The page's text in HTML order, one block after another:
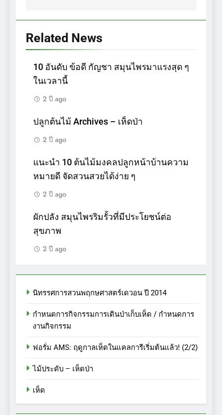
Related News
10 อันดับ ข้อดี กัญชา สมุนไพรมาแรงสุด ๆ
ในเวลานี้
2 ปี ago
ปลูกต้นไม้ Archives – เห็ดป่า
2 ปี ago
แนะนำ 10 ต้นไม้มงคลปลูกหน้าบ้านความ
หมายดี จัดสวนสวยได้ง่าย ๆ
2 ปี ago
ผักปลัง สมุนไพรริมรั้วที่มีประโยชน์ต่อ
สุขภาพ
2 ปี ago
นิทรรศการสวนพฤกษศาสตร์เดวอน ปี 2014
กำหนดการกิจกรรมการเดินป่าเก็บเห็ด / กำหนดการ
งานกิจกรรม
ฟอรั่ม AMS: ฤดูกาลเห็ดในแคลการีเริ่มต้นแล้ว! (2/2)
ไม้ประดับ – เห็ดป่า
เห็ด